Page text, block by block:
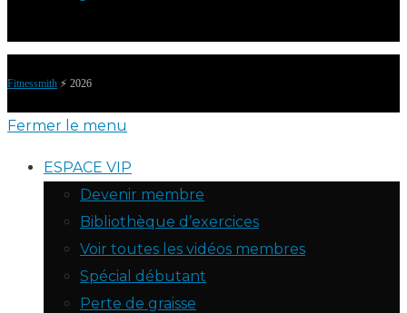
Fitnessmith ⚡️ 2026
Fermer le menu
ESPACE VIP
Devenir membre
Bibliothèque d’exercices
Voir toutes les vidéos membres
Spécial débutant
Perte de graisse